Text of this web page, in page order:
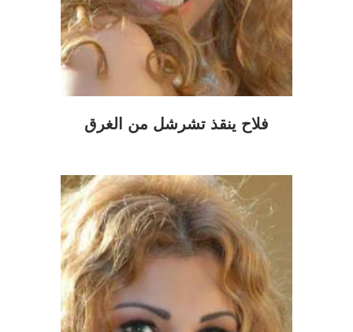
فلاح ينقذ تشرشل من الغرق